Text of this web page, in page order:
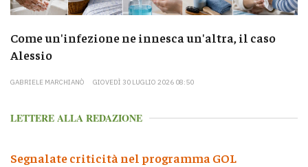
Come un'infezione ne innesca un'altra, il caso
Alessio
GABRIELE MARCHIANÒ GIOVEDÌ 30 LUGLIO 2026 08:50
LETTERE ALLA REDAZIONE
Segnalate criticità nel programma GOL